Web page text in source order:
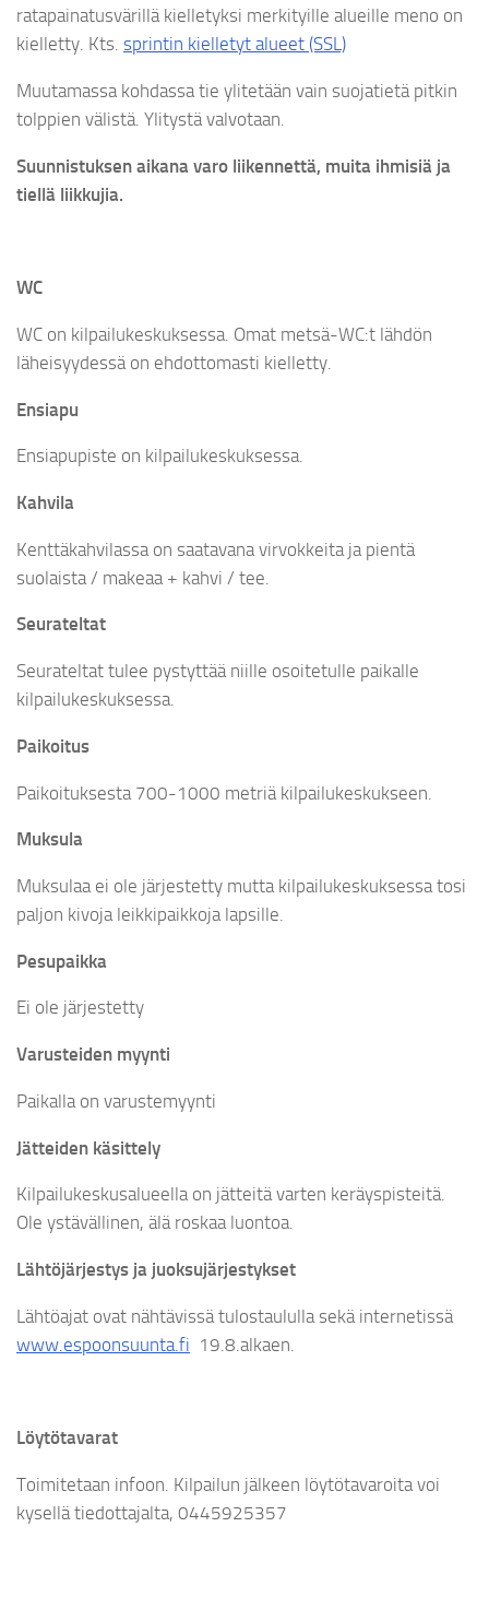
ratapainatusvärillä kielletyksi merkityille alueille meno on
kielletty. Kts. sprintin kielletyt alueet (SSL)
Muutamassa kohdassa tie ylitetään vain suojatietä pitkin
tolppien välistä. Ylitystä valvotaan.
Suunnistuksen aikana varo liikennettä, muita ihmisiä ja
tiellä liikkujia.
WC
WC on kilpailukeskuksessa. Omat metsä-WC:t lähdön
läheisyydessä on ehdottomasti kielletty.
Ensiapu
Ensiapupiste on kilpailukeskuksessa.
Kahvila
Kenttäkahvilassa on saatavana virvokkeita ja pientä
suolaista / makeaa + kahvi / tee.
Seurateltat
Seurateltat tulee pystyttää niille osoitetulle paikalle
kilpailukeskuksessa.
Paikoitus
Paikoituksesta 700-1000 metriä kilpailukeskukseen.
Muksula
Muksulaa ei ole järjestetty mutta kilpailukeskuksessa tosi
paljon kivoja leikkipaikkoja lapsille.
Pesupaikka
Ei ole järjestetty
Varusteiden myynti
Paikalla on varustemyynti
Jätteiden käsittely
Kilpailukeskusalueella on jätteitä varten keräyspisteitä.
Ole ystävällinen, älä roskaa luontoa.
Lähtöjärjestys ja juoksujärjestykset
Lähtöajat ovat nähtävissä tulostaululla sekä internetissä
www.espoonsuunta.fi 19.8.alkaen.
Löytötavarat
Toimitetaan infoon. Kilpailun jälkeen löytötavaroita voi
kysellä tiedottajalta, 0445925357